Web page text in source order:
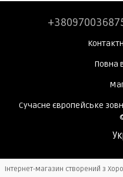
Повна
Сучасне європейське
Інтернет-магазин створений з